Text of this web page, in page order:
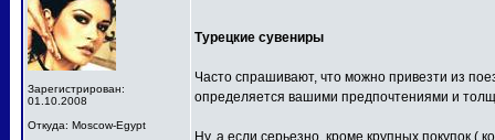
Зарегистрирован:
01.10.2008
Откуда: Moscow-Egypt
Турецкие сувениры
Часто спрашивают, что можно привезти из
определяется вашими предпочтениями и
Ну, а если серьезно, кроме крупных покупок (